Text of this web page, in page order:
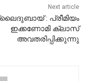
Next article
: പ്രീമിയം
ഇക്കണോമി ക്ലാസ്
അവതരിപ്പിക്കുന്നു